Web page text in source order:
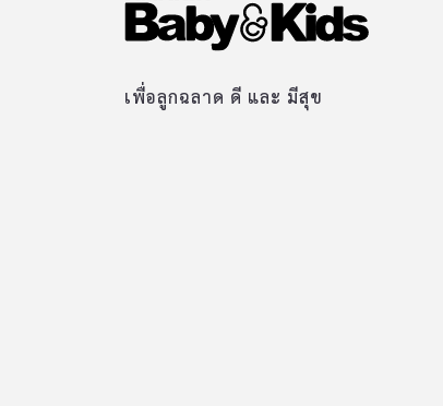
เพื่อลูกฉลาด ดี และ มีสุข